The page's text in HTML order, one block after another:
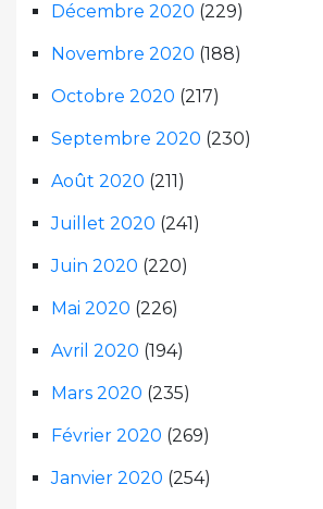
Décembre 2020 (229)
Novembre 2020 (188)
Octobre 2020 (217)
Septembre 2020 (230)
Août 2020 (211)
Juillet 2020 (241)
Juin 2020 (220)
Mai 2020 (226)
Avril 2020 (194)
Mars 2020 (235)
Février 2020 (269)
Janvier 2020 (254)